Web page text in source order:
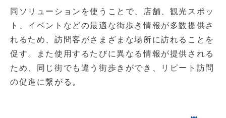
同ソリューションを使うことで、店舗、観光スポッ
ト、イベントなどの最適な街歩き情報が多数提供さ
れるため、訪問客がさまざまな場所に訪れることを
促す。また使用するたびに異なる情報が提供される
ため、同じ街でも違う街歩きができ、リピート訪問
の促進に繋がる。